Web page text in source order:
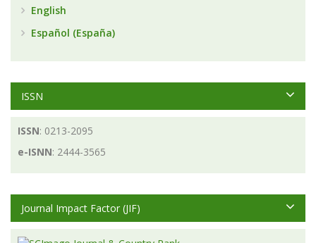
English
Español (España)
ISSN
ISSN: 0213-2095
e-ISNN: 2444-3565
Journal Impact Factor (JIF)